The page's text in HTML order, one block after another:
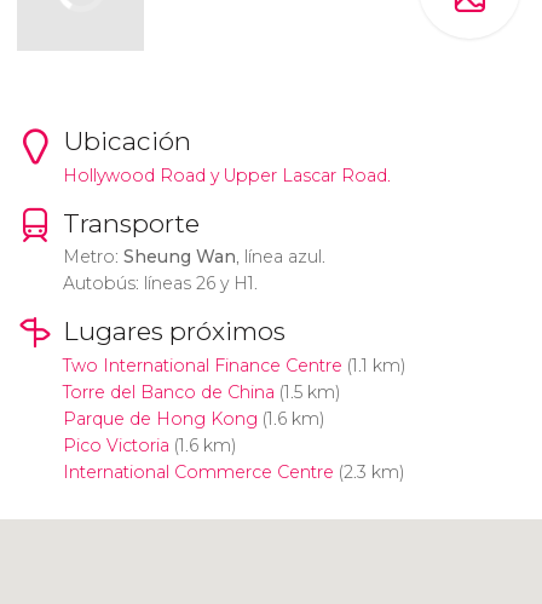
Ubicación
Hollywood Road y Upper Lascar Road.
Transporte
Metro: Sheung Wan, línea azul.
Autobús: líneas 26 y H1.
Lugares próximos
Two International Finance Centre (1.1 km)
Torre del Banco de China (1.5 km)
Parque de Hong Kong (1.6 km)
Pico Victoria (1.6 km)
International Commerce Centre (2.3 km)